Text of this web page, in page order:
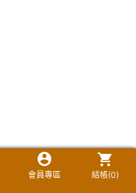
會員專區 結帳(0)